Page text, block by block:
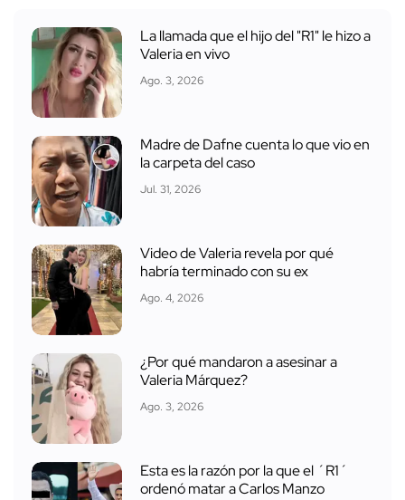
La llamada que el hijo del "R1" le hizo a
Valeria en vivo
Ago. 3, 2026
Madre de Dafne cuenta lo que vio en
la carpeta del caso
Jul. 31, 2026
Video de Valeria revela por qué
habría terminado con su ex
Ago. 4, 2026
¿Por qué mandaron a asesinar a
Valeria Márquez?
Ago. 3, 2026
Esta es la razón por la que el ´R1´
ordenó matar a Carlos Manzo